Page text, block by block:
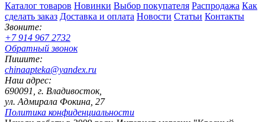
Каталог товаров Новинки Выбор покупателя Распродажа Как
сделать заказ Доставка и оплата Новости Статьи Контакты
Звоните:
+7 914 967 2732
Обратный звонок
Пишите:
chinaapteka@yandex.ru
Наш адрес:
690091, г. Владивосток,
ул. Адмирала Фокина, 27
Политика конфиденциальности